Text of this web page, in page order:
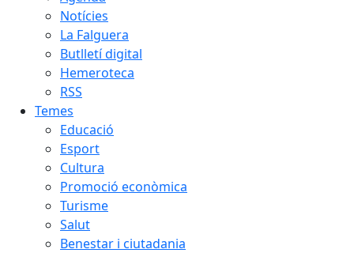
Notícies
La Falguera
Butlletí digital
Hemeroteca
RSS
Temes
Educació
Esport
Cultura
Promoció econòmica
Turisme
Salut
Benestar i ciutadania